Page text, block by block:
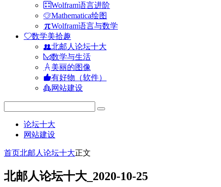
Wolfram语言进阶
Mathematica绘图
Wolfram语言与数学
数学美拾趣
北邮人论坛十大
数学与生活
美丽的图像
有好物（软件）
网站建设
论坛十大
网站建设
首页北邮人论坛十大正文
北邮人论坛十大_2020-10-25